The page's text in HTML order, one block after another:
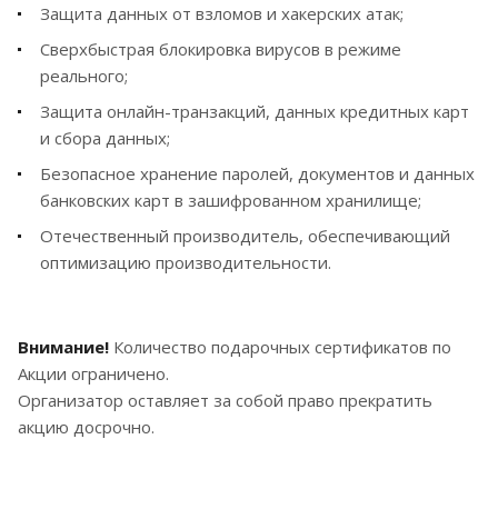
Защита данных от взломов и хакерских атак;
Сверхбыстрая блокировка вирусов в режиме
реального;
Защита онлайн-транзакций, данных кредитных карт
и сбора данных;
Безопасное хранение паролей, документов и данных
банковских карт в зашифрованном хранилище;
Отечественный производитель, обеспечивающий
оптимизацию производительности.
Внимание! Количество подарочных сертификатов по
Акции ограничено.
Организатор оставляет за собой право прекратить
акцию досрочно.